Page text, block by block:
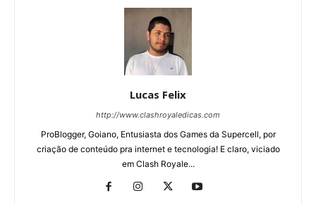
Lucas Felix
http://www.clashroyaledicas.com
ProBlogger, Goiano, Entusiasta dos Games da Supercell, por
criação de conteúdo pra internet e tecnologia! E claro, viciado
em Clash Royale...